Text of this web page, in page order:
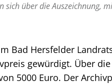
sich über die Auszeichnung,
Bad Hersfelder
gewürdigt. Über
5000 Euro. Der